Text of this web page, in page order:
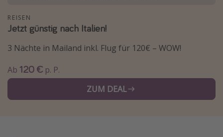
Japan Rundreise
Reisethemen
Alle Reisethemen
Wellnessurlaub
Disneyland Paris
REISEN
Jetzt günstig nach Italien!
3 Nächte in Mailand inkl. Flug für 120€ – WOW!
Ab 120 € p. P.
ZUM DEAL